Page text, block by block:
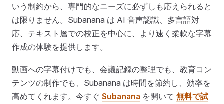
いう制約から、専門的なニーズに必ずしも応えられると
は限りません。Subanana は AI 音声認識、多言語対
応、テキスト層での校正を中心に、より速く柔軟な字幕
作成の体験を提供します。
動画への字幕付けでも、会議記録の整理でも、教育コン
テンツの制作でも、Subanana は時間を節約し、効率を
高めてくれます。今すぐ Subanana を開いて 無料で試